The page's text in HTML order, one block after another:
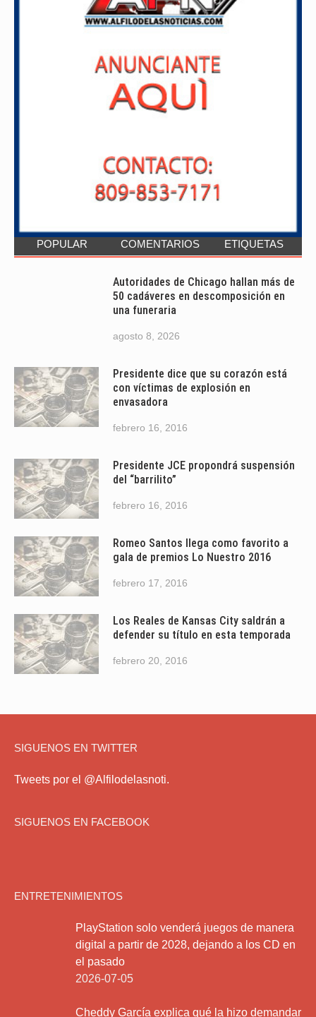
POPULAR COMENTARIOS ETIQUETAS
Autoridades de Chicago hallan más de
50 cadáveres en descomposición en
una funeraria
agosto 8, 2026
Presidente dice que su corazón está
con víctimas de explosión en
envasadora
febrero 16, 2016
Presidente JCE propondrá suspensión
del “barrilito”
febrero 16, 2016
Romeo Santos llega como favorito a
gala de premios Lo Nuestro 2016
febrero 17, 2016
Los Reales de Kansas City saldrán a
defender su título en esta temporada
febrero 20, 2016
SIGUENOS EN TWITTER
Tweets por el @Alfilodelasnoti.
SIGUENOS EN FACEBOOK
ENTRETENIMIENTOS
PlayStation solo venderá juegos de manera
digital a partir de 2028, dejando a los CD en
el pasado
2026-07-05
Cheddy García explica qué la hizo demandar